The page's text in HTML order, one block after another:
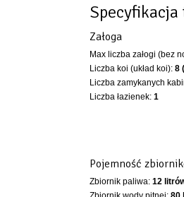
Załoga
Max liczba załogi (bez
Liczba koi (układ koi): 8
Liczba zamykanych
Liczba łazienek: 1
Pojemność
Zbiornik paliwa: 12